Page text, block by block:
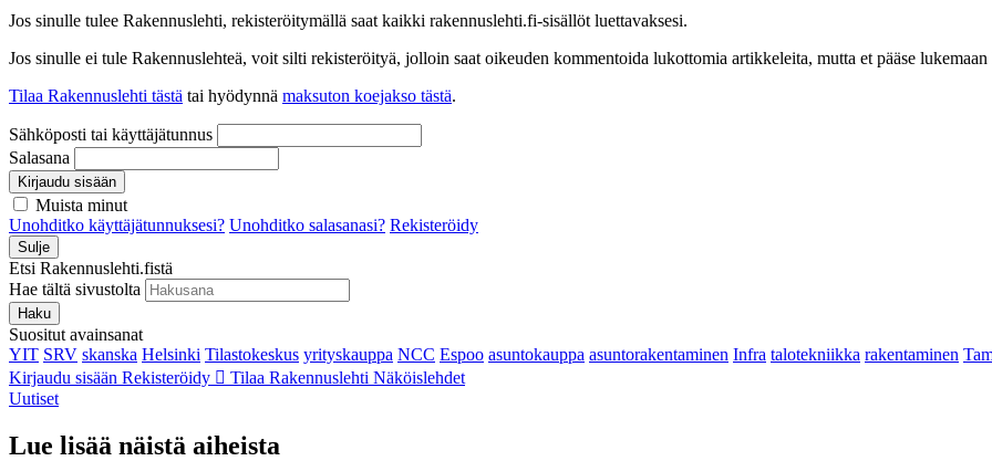
Jos sinulle tulee Rakennuslehti, rekisteröitymällä saat kaikki rakennuslehti.fi-sisällöt luettavaksesi.
Jos sinulle ei tule Rakennuslehteä, voit silti rekisteröityä, jolloin saat oikeuden kommentoida lukottomia artikkeleita, mutta et pääse
Tilaa Rakennuslehti tästä tai hyödynnä maksuton koejakso tästä.
Sähköposti tai käyttäjätunnus
Salasana
Kirjaudu sisään
Muista minut
Unohditko käyttäjätunnuksesi? Unohditko salasanasi? Rekisteröidy
Sulje
Etsi Rakennuslehti.fistä
Hae tältä sivustolta
Haku
Suositut avainsanat
YIT SRV skanska Helsinki Tilastokeskus yrityskauppa NCC Espoo asuntokauppa asuntorakentaminen Infra talotekniikka rakentaminen
Kirjaudu sisään Rekisteröidy Tilaa Rakennuslehti Näköislehdet
Uutiset
Lue lisää näistä aiheista